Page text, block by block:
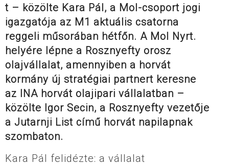
t – közölte Kara Pál, a Mol-csoport jogi
igazgatója az M1 aktuális csatorna
reggeli műsorában hétfőn. A Mol Nyrt.
helyére lépne a Rosznyefty orosz
olajvállalat, amennyiben a horvát
kormány új stratégiai partnert keresne
az INA horvát olajipari vállalatban –
közölte Igor Secin, a Rosznyefty vezetője
a Jutarnji List című horvát napilapnak
szombaton.
Kara Pál felidézte: a vállalat